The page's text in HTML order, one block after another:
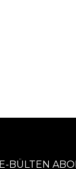
E-BÜLTEN